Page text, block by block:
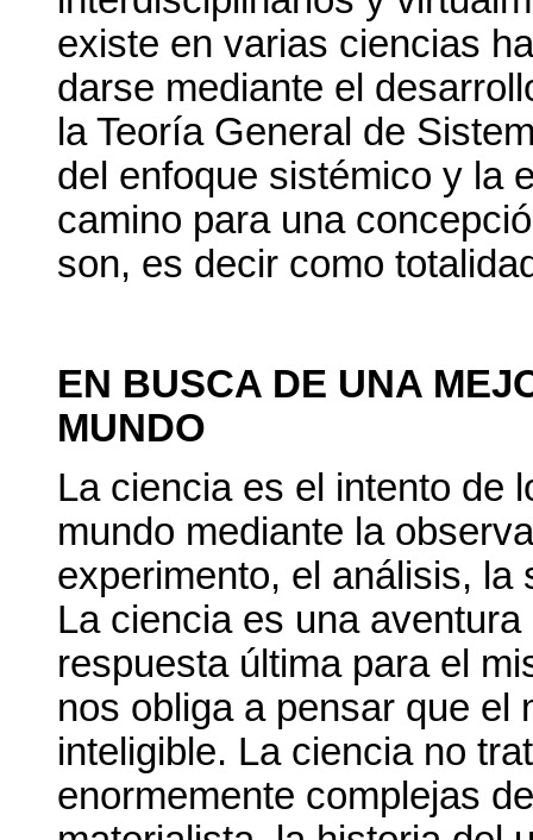
existe en varias ciencias
darse mediante el
la Teoría General de
del enfoque sistémico y la
camino para una
son, es decir como
EN BUSCA DE UNA
MUNDO
La ciencia es el intento de
mundo mediante la
experimento, el análisis,
La ciencia es una
respuesta última para el
nos obliga a pensar que el
inteligible. La ciencia no
enormemente complejas